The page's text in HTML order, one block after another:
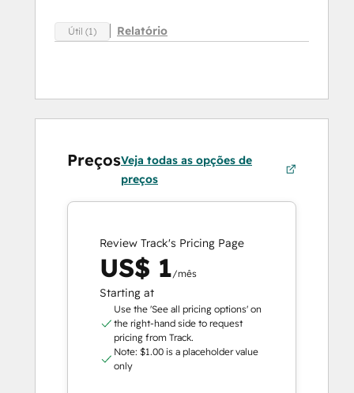
Útil (1) Relatório
PreçosVeja todas as opções de
preços
Review Track's Pricing Page
US$ 1/mês
Starting at
Use the 'See all pricing options' on
the right-hand side to request
pricing from Track.
Note: $1.00 is a placeholder value
only